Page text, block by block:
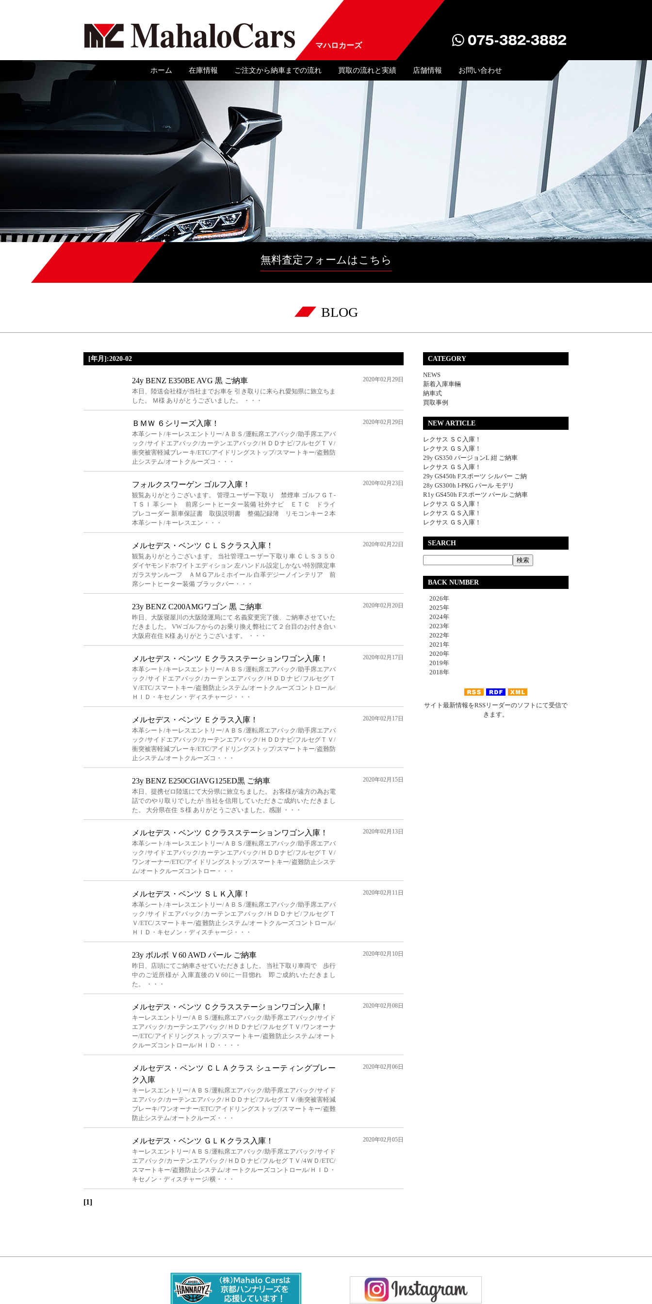
マハロカーズ
ホーム 在庫情報 ご注文から納車までの流れ 買取の流れと実績 店舗情報 お問い合わせ
無料査定フォームはこちら
BLOG
[年月]:2020-02
24y BENZ E350BE AVG 黒 ご納車
本日、陸送会社様が当社までお車を 引き取りに来られ愛知県に旅立ちま
した。 Ｍ様 ありがとうございました。 ・・・
2020年02月29日
ＢＭＷ ６シリーズ入庫！
本革シート/キーレスエントリー/ＡＢＳ/運転席エアバック/助手席エアバ
ック/サイドエアバック/カーテンエアバック/ＨＤＤナビ/フルセグＴＶ/
衝突被害軽減ブレーキ/ETC/アイドリングストップ/スマートキー/盗難防
止システム/オートクルーズコ・・・
2020年02月29日
フォルクスワーゲン ゴルフ入庫！
観覧ありがとうございます。 管理ユーザー下取り 禁煙車 ゴルフＧＴ-
ＴＳＩ 革シート 前席シートヒーター装備 社外ナビ ＥＴＣ ドライ
ブレコーダー 新車保証書 取扱説明書 整備記録簿 リモコンキー２本
本革シート/キーレスエン・・・
2020年02月23日
メルセデス・ベンツ ＣＬＳクラス入庫！
観覧ありがとうございます。 当社管理ユーザー下取り車 ＣＬＳ３５０
ダイヤモンドホワイトエディション 左ハンドル設定しかない特別限定車
ガラスサンルーフ ＡＭＧアルミホイール 白革デジーノインテリア 前
席シートヒーター装備 ブラックバー・・・
2020年02月22日
23y BENZ C200AMGワゴン 黒 ご納車
昨日、大阪寝屋川の大阪陸運局にて 名義変更完了後、ご納車させていた
だきました。 VWゴルフからのお乗り換え弊社にて２台目のお付き合い
大阪府在住 K様 ありがとうございます。 ・・・
2020年02月20日
メルセデス・ベンツ Ｅクラスステーションワゴン入庫！
本革シート/キーレスエントリー/ＡＢＳ/運転席エアバック/助手席エアバ
ック/サイドエアバック/カーテンエアバック/ＨＤＤナビ/フルセグＴ
Ｖ/ETC/スマートキー/盗難防止システム/オートクルーズコントロール/
ＨＩＤ・キセノン・ディスチャージ・・・
2020年02月17日
メルセデス・ベンツ Ｅクラス入庫！
本革シート/キーレスエントリー/ＡＢＳ/運転席エアバック/助手席エアバ
ック/サイドエアバック/カーテンエアバック/ＨＤＤナビ/フルセグＴＶ/
衝突被害軽減ブレーキ/ETC/アイドリングストップ/スマートキー/盗難防
止システム/オートクルーズコ・・・
2020年02月17日
23y BENZ E250CGIAVG125ED黒 ご納車
本日、提携ゼロ陸送にて大分県に旅立ちました。 お客様が遠方の為お電
話でのやり取りでしたが 当社を信用していただきご成約いただきまし
た。 大分県在住 Ｓ様 ありがとうございました。感謝 ・・・
2020年02月15日
メルセデス・ベンツ Ｃクラスステーションワゴン入庫！
本革シート/キーレスエントリー/ＡＢＳ/運転席エアバック/助手席エアバ
ック/サイドエアバック/カーテンエアバック/ＨＤＤナビ/フルセグＴＶ/
ワンオーナー/ETC/アイドリングストップ/スマートキー/盗難防止システ
ム/オートクルーズコントロー・・・
2020年02月13日
メルセデス・ベンツ ＳＬＫ入庫！
本革シート/キーレスエントリー/ＡＢＳ/運転席エアバック/助手席エアバ
ック/サイドエアバック/カーテンエアバック/ＨＤＤナビ/フルセグＴ
Ｖ/ETC/スマートキー/盗難防止システム/オートクルーズコントロール/
ＨＩＤ・キセノン・ディスチャージ・・・
2020年02月11日
23y ボルボ Ｖ60 AWD パール ご納車
昨日、店頭にてご納車させていただきました。 当社下取り車両で 歩行
中のご近所様が 入庫直後のＶ60に一目惚れ 即ご成約いただきまし
た。 ・・・
2020年02月10日
メルセデス・ベンツ Ｃクラスステーションワゴン入庫！
キーレスエントリー/ＡＢＳ/運転席エアバック/助手席エアバック/サイド
エアバック/カーテンエアバック/ＨＤＤナビ/フルセグＴＶ/ワンオーナ
ー/ETC/アイドリングストップ/スマートキー/盗難防止システム/オート
クルーズコントロール/ＨＩＤ・・・・
2020年02月08日
メルセデス・ベンツ ＣＬＡクラス シューティングブレー
ク入庫
キーレスエントリー/ＡＢＳ/運転席エアバック/助手席エアバック/サイド
エアバック/カーテンエアバック/ＨＤＤナビ/フルセグＴＶ/衝突被害軽減
ブレーキ/ワンオーナー/ETC/アイドリングストップ/スマートキー/盗難
防止システム/オートクルーズ・・・
2020年02月06日
メルセデス・ベンツ ＧＬＫクラス入庫！
キーレスエントリー/ＡＢＳ/運転席エアバック/助手席エアバック/サイド
エアバック/カーテンエアバック/ＨＤＤナビ/フルセグＴＶ/4ＷＤ/ETC/
スマートキー/盗難防止システム/オートクルーズコントロール/ＨＩＤ・
キセノン・ディスチャージ/横・・・
2020年02月05日
[1]
CATEGORY
NEWS
新着入庫車輛
納車式
買取事例
NEW ARTICLE
レクサス ＳＣ入庫！
レクサス ＧＳ入庫！
29y GS350 バージョンL 紺 ご納車
レクサス ＧＳ入庫！
29y GS450h Fスポーツ シルバー ご納
28y GS300h I-PKG パール モデリ
R1y GS450h Fスポーツ パール ご納車
レクサス ＧＳ入庫！
レクサス ＧＳ入庫！
レクサス ＧＳ入庫！
SEARCH
BACK NUMBER
2026年
2025年
2024年
2023年
2022年
2021年
2020年
2019年
2018年
サイト最新情報をRSSリーダーのソフトにて受信で
きます。